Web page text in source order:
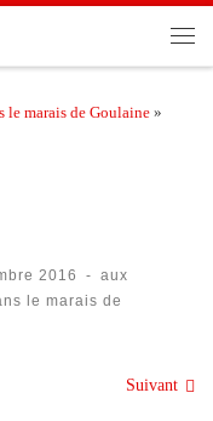
le marais de Goulaine »
2016 -
aux
le marais de
Suivant